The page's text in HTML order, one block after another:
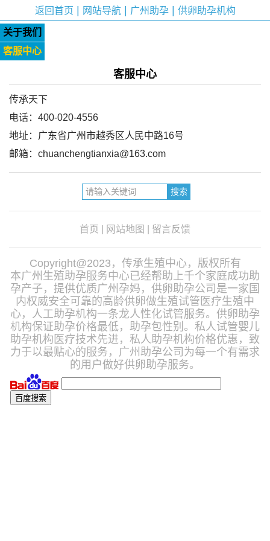
返回首页 网站导航| 广州助孕| 供卵助孕机构
关于我们
客服中心
客服中心
传承天下
电话：400-020-4556
地址： 广东省广州市越秀区人民中路16号
邮箱：chuanchengtianxia@163.com
首页 网站地图 留言反馈
Copyright@2023，传承生殖中心，版权所有
本广州生殖助孕服务中心已经帮助上千个家庭成功助
孕产子，提供优质广州孕妈，供卵助孕公司是一家国
内权威安全可靠的高龄供卵做生殖试管医疗生殖中
心，人工助孕机构一条龙人性化试管服务。供卵助孕
机构保证助孕价格最低，助孕包性别。私人试管婴儿
助孕机构医疗技术先进，私人助孕机构价格优惠，致
力于以最贴心的服务，广州助孕公司为每一个有需求
的用户做好供卵助孕服务。